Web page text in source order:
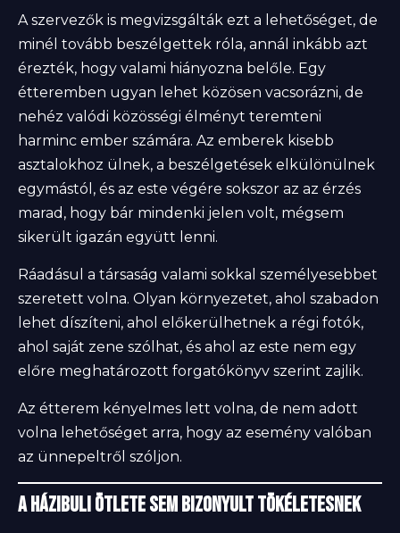
A szervezők is megvizsgálták ezt a lehetőséget, de
minél tovább beszélgettek róla, annál inkább azt
érezték, hogy valami hiányozna belőle. Egy
étteremben ugyan lehet közösen vacsorázni, de
nehéz valódi közösségi élményt teremteni
harminc ember számára. Az emberek kisebb
asztalokhoz ülnek, a beszélgetések elkülönülnek
egymástól, és az este végére sokszor az az érzés
marad, hogy bár mindenki jelen volt, mégsem
sikerült igazán együtt lenni.
Ráadásul a társaság valami sokkal személyesebbet
szeretett volna. Olyan környezetet, ahol szabadon
lehet díszíteni, ahol előkerülhetnek a régi fotók,
ahol saját zene szólhat, és ahol az este nem egy
előre meghatározott forgatókönyv szerint zajlik.
Az étterem kényelmes lett volna, de nem adott
volna lehetőséget arra, hogy az esemény valóban
az ünnepeltről szóljon.
A házibuli ötlete sem bizonyult tökéletesnek